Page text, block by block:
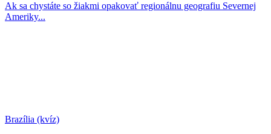
Ak sa chystáte so žiakmi opakovať regionálnu geografiu Severnej
Ameriky...
Brazília (kvíz)